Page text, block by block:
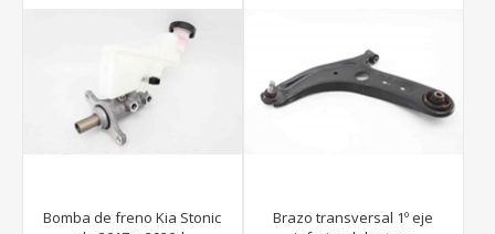
Bomba de freno Kia Stonic
Brazo transversal 1º eje